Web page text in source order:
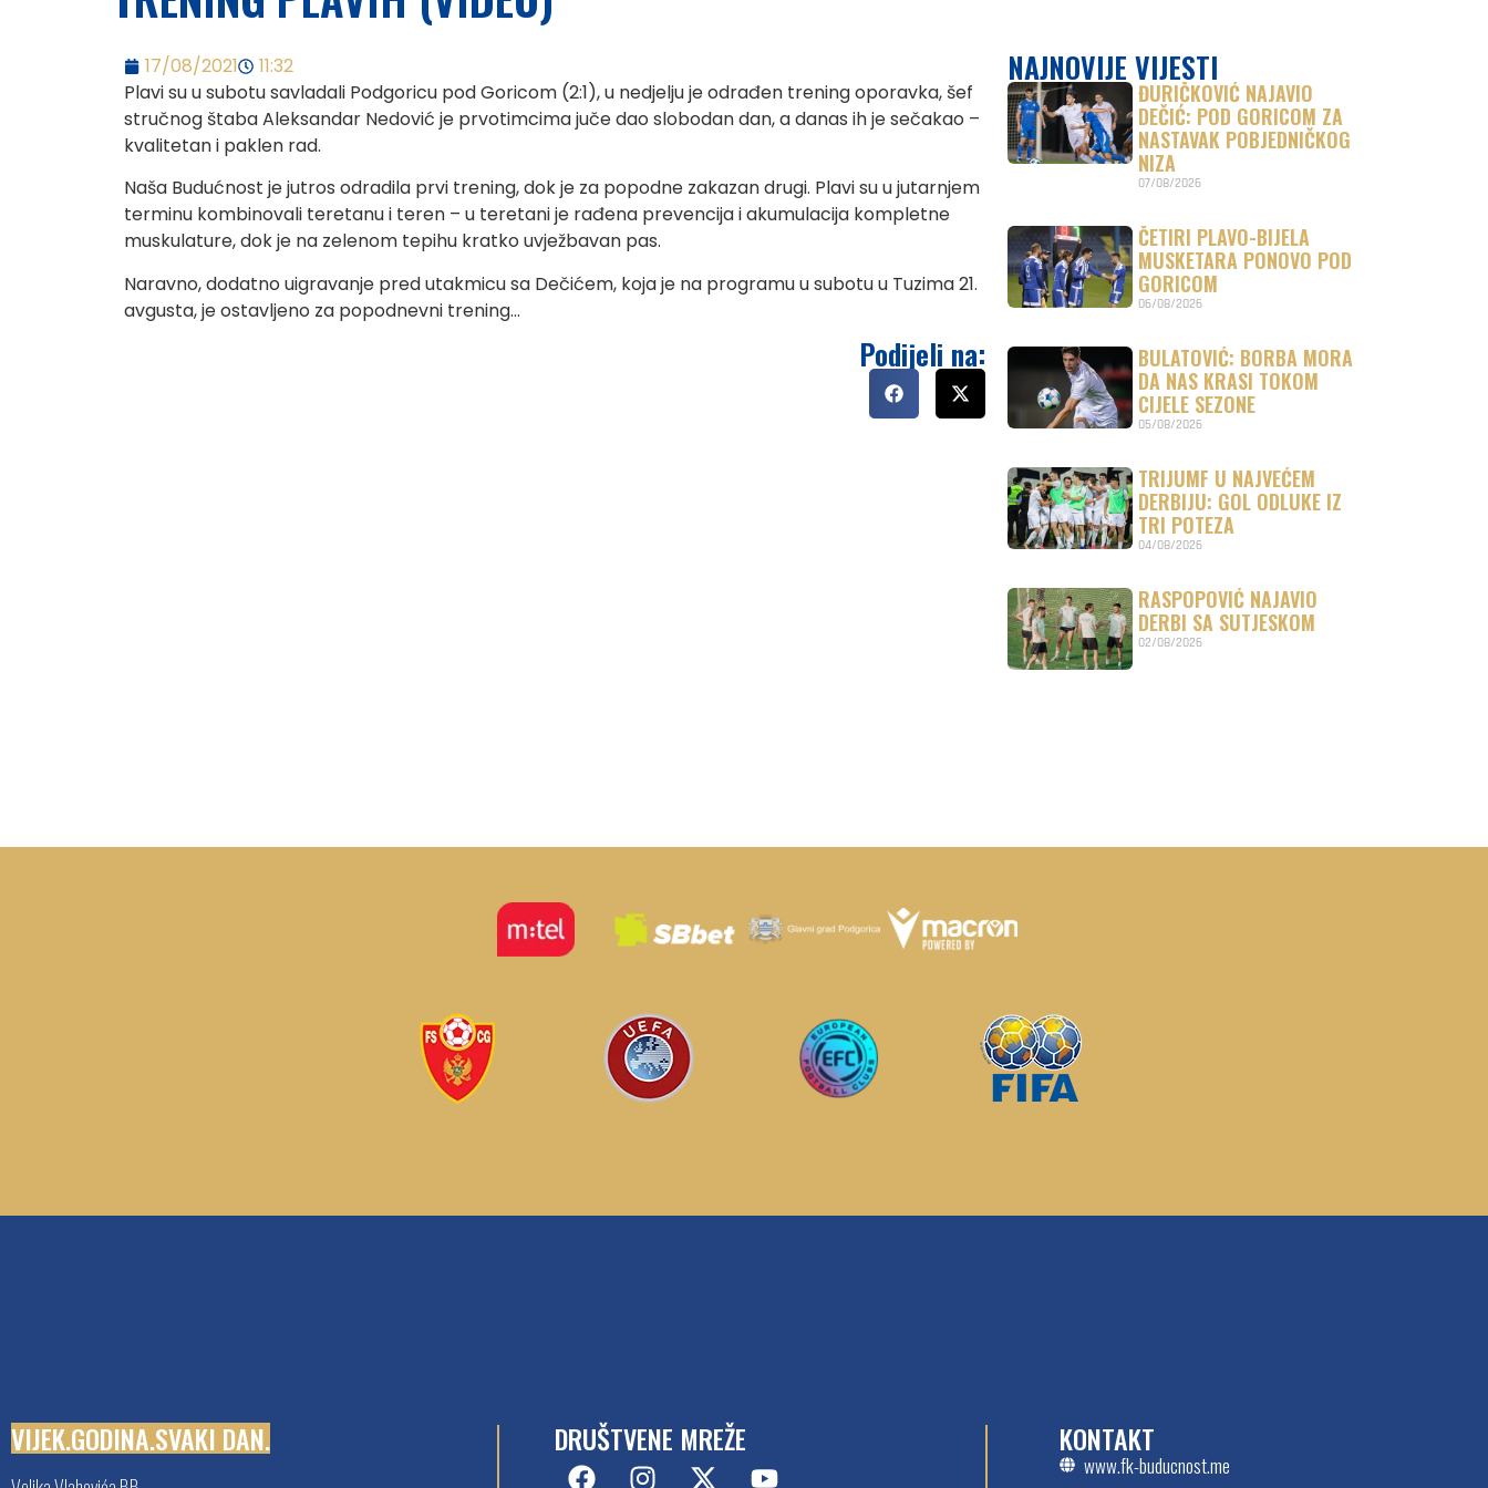
17/08/2021
11:32
Plavi su u subotu savladali Podgoricu pod Goricom (2:1), u nedjelju je odrađen trening oporavka, šef
stručnog štaba Aleksandar Nedović je prvotimcima juče dao slobodan dan, a danas ih je sečakao –
kvalitetan i paklen rad.
Naša Budućnost je jutros odradila prvi trening, dok je za popodne zakazan drugi. Plavi su u jutarnjem
terminu kombinovali teretanu i teren – u teretani je rađena prevencija i akumulacija kompletne
muskulature, dok je na zelenom tepihu kratko uvježbavan pas.
Naravno, dodatno uigravanje pred utakmicu sa Dečićem, koja je na programu u subotu u Tuzima 21.
avgusta, je ostavljeno za popodnevni trening…
Podijeli na:
NAJNOVIJE VIJESTI
ĐURIČKOVIĆ NAJAVIO
DEČIĆ: POD GORICOM ZA
NASTAVAK POBJEDNIČKOG
NIZA
07/08/2026
ČETIRI PLAVO-BIJELA
MUSKETARA PONOVO POD
GORICOM
06/08/2026
BULATOVIĆ: BORBA MORA
DA NAS KRASI TOKOM
CIJELE SEZONE
05/08/2026
TRIJUMF U NAJVEĆEM
DERBIJU: GOL ODLUKE IZ
TRI POTEZA
04/08/2026
RASPOPOVIĆ NAJAVIO
DERBI SA SUTJESKOM
02/08/2026
DRUŠTVENE MREŽE KONTAKT
www.fk-buducnost.me